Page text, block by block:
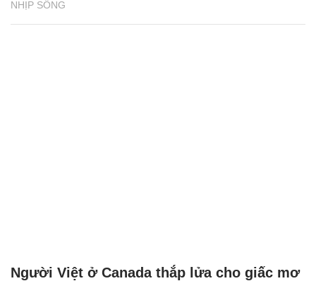
NHỊP SỐNG
Người Việt ở Canada thắp lửa cho giấc mơ